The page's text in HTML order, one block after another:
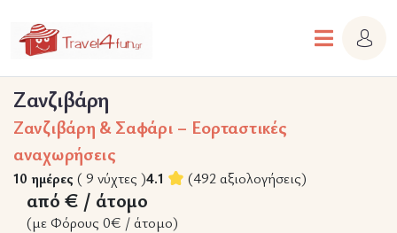
Ζανζιβάρη
Ζανζιβάρη & Σαφάρι – Εορταστικές
αναχωρήσεις
10 ημέρες ( 9 νύχτες )4.1 (492 αξιολογήσεις)
από € / άτομο
(με Φόρους 0€ / άτομο)